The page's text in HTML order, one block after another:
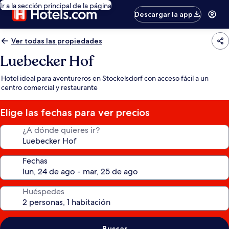
Ir a la sección principal de la página
Descargar la app
Ver todas las propiedades
Luebecker Hof
Hotel ideal para aventureros en Stockelsdorf con acceso fácil a un
centro comercial y restaurante
Elige las fechas para ver precios
¿A dónde quieres ir?
Fechas
Huéspedes